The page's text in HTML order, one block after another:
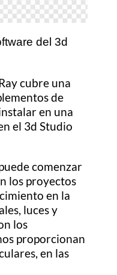
del 3d
cubre una
de
en una
el 3d Studio
comenzar
los proyectos
en la
luces y
los
proporcionan
en las